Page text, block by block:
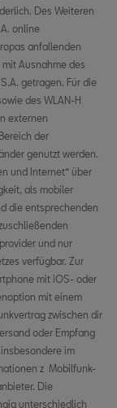
Des Weiteren
online
anfallenden
Ausnahme des
getragen. Für die
des WLAN-H
externen
der
genutzt werden.
und Internet“ über
als mobiler
die entsprechenden
und nur
verfügbar. Zur
mit iOS- oder
mit einem
zwischen dir
oder Empfang
im
z Mobilfunk-
Die
unterschiedlich